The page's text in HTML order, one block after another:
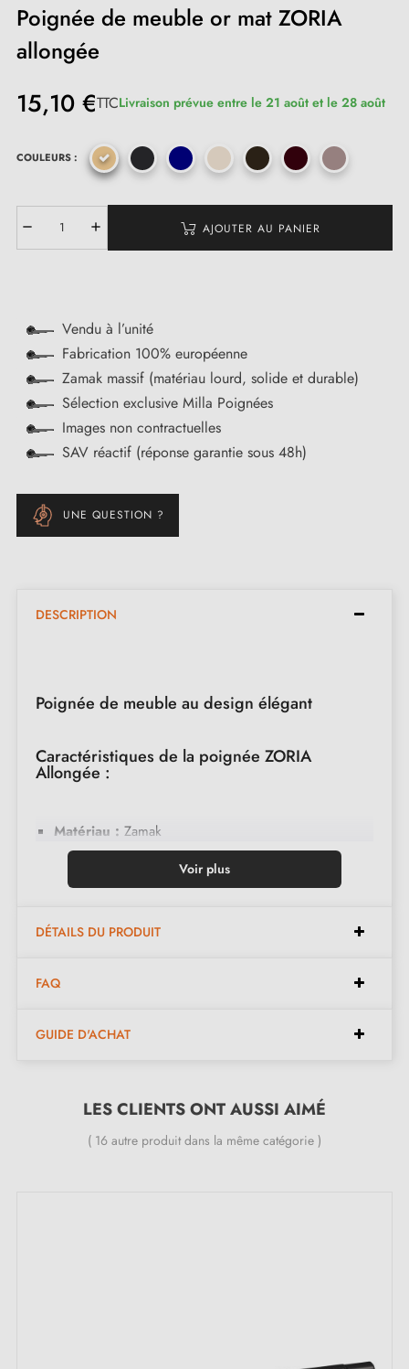
Poignée de meuble or mat ZORIA
allongée
15,10 €TTCLivraison prévue entre le 21 août et le 28 août
COULEURS :
AJOUTER AU PANIER
Vendu à l’unité
Fabrication 100% européenne
Zamak massif (matériau lourd, solide et durable)
Sélection exclusive Milla Poignées
Images non contractuelles
SAV réactif (réponse garantie sous 48h)
UNE QUESTION ?
DESCRIPTION
Poignée de meuble au design élégant
Caractéristiques de la poignée ZORIA
Allongée :
Matériau : Zamak
Couleur :
Forme :Allongée
Fabriquée en Pologne
Dimensions :
Longueur :342 mm
Largeur :50 mm
Voir plus
DÉTAILS DU PRODUIT
FAQ
GUIDE D'ACHAT
LES CLIENTS ONT AUSSI AIMÉ
( 16 autre produit dans la même catégorie )